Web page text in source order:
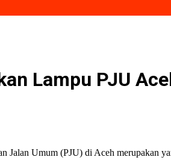
Lampu PJU
Jalan Umum (PJU) di Aceh merupakan